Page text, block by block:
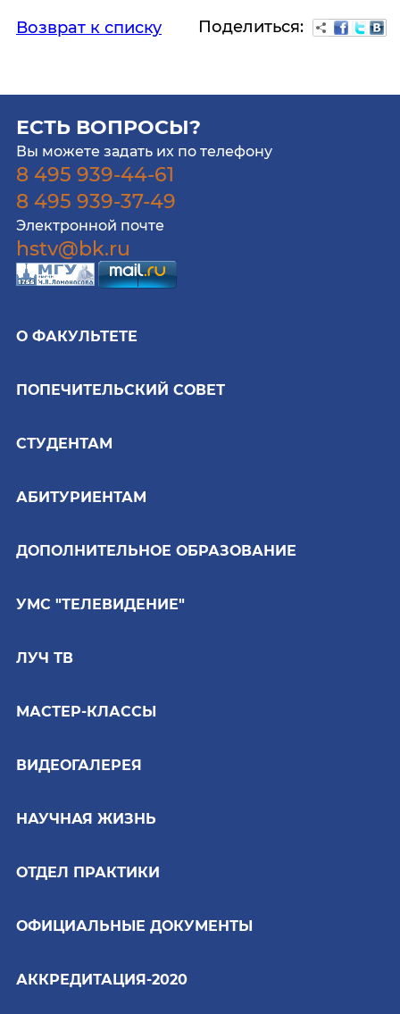
Возврат к списку
Поделиться:
ЕСТЬ ВОПРОСЫ?
Вы можете задать их по телефону
8 495 939-44-61
8 495 939-37-49
Электронной почте
hstv@bk.ru
О ФАКУЛЬТЕТЕ
ПОПЕЧИТЕЛЬСКИЙ СОВЕТ
СТУДЕНТАМ
АБИТУРИЕНТАМ
ДОПОЛНИТЕЛЬНОЕ ОБРАЗОВАНИЕ
УМС "ТЕЛЕВИДЕНИЕ"
ЛУЧ ТВ
МАСТЕР-КЛАССЫ
ВИДЕОГАЛЕРЕЯ
НАУЧНАЯ ЖИЗНЬ
ОТДЕЛ ПРАКТИКИ
ОФИЦИАЛЬНЫЕ ДОКУМЕНТЫ
АККРЕДИТАЦИЯ-2020